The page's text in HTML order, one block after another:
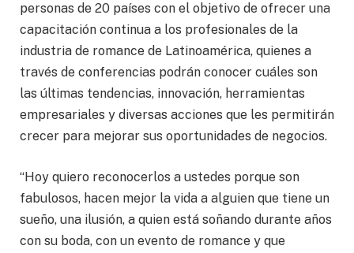
personas de 20 países con el objetivo de ofrecer una
capacitación continua a los profesionales de la
industria de romance de Latinoamérica, quienes a
través de conferencias podrán conocer cuáles son
las últimas tendencias, innovación, herramientas
empresariales y diversas acciones que les permitirán
crecer para mejorar sus oportunidades de negocios.
“Hoy quiero reconocerlos a ustedes porque son
fabulosos, hacen mejor la vida a alguien que tiene un
sueño, una ilusión, a quien está soñando durante años
con su boda, con un evento de romance y que